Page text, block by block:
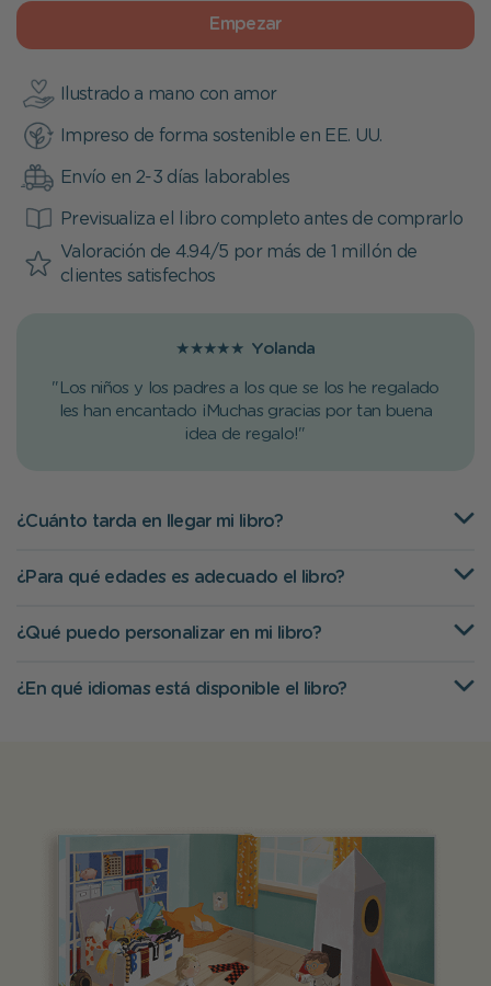
Ilustrado a mano con amor
Impreso de forma sostenible en EE. UU.
Envío en 2-3 días laborables
Previsualiza el libro completo antes de comprarlo
Valoración de 4.94/5 por más de 1 millón de
clientes satisfechos
Empezar
★★★★★ Yolanda
"Los niños y los padres a los que se los he regalado
les han encantado ¡Muchas gracias por tan buena
idea de regalo!"
¿Cuánto tarda en llegar mi libro?
¿Para qué edades es adecuado el libro?
¿Qué puedo personalizar en mi libro?
¿En qué idiomas está disponible el libro?